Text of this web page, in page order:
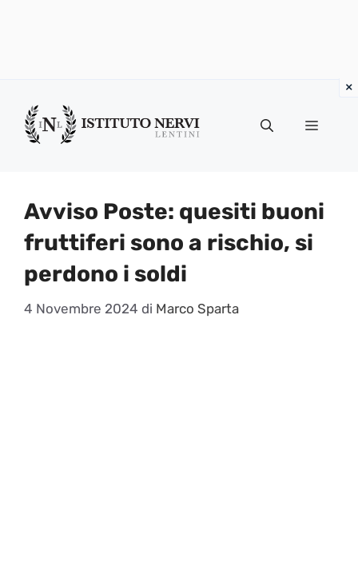
contenuto
Menu
Avviso Poste: quesiti buoni
fruttiferi sono a rischio, si
perdono i soldi
4 Novembre 2024 di Marco Sparta